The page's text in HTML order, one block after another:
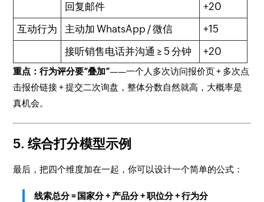
回复邮件
+20
互动行为
主动加 WhatsApp / 微信
+15
接听销售电话并沟通 ≥ 5 分钟
+20
重点：行为评分要“叠加”——一个人多次访问报价页 + 多次点
击报价链接 + 提交二次询盘，整体分数自然就高，大概率是
真机会。
5. 综合打分模型示例
最后，把四个维度加在一起，你可以设计一个简单的公式：
线索总分 = 国家分 + 产品分 + 职位分 + 行为分